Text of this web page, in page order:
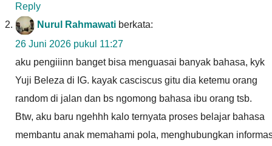
Reply
Nurul Rahmawati berkata:
26 Juni 2026 pukul 11:27
aku pengiiinn banget bisa menguasai banyak bahasa, kyk
Yuji Beleza di IG. kayak casciscus gitu dia ketemu orang
random di jalan dan bs ngomong bahasa ibu orang tsb.
Btw, aku baru ngehhh kalo ternyata proses belajar bahasa
membantu anak memahami pola, menghubungkan